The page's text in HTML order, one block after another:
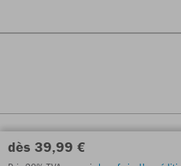
dès 39,99 €